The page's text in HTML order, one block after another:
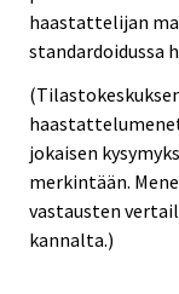
haastattelijan
standardoidussa
jokaisen
merkintään.
vastausten
kannalta.)